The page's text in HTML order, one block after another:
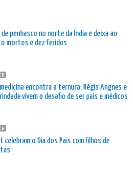
de penhasco no norte da Índia e deixa ao
mortos e dez feridos
encontra a ternura: Régis Angnes e
vivem o desafio de ser pais e médicos
celebram o Dia dos Pais com filhos de